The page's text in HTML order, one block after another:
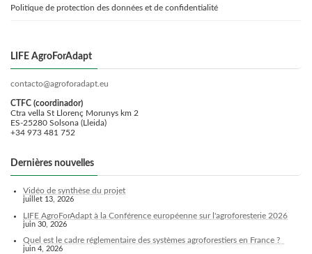
Politique de protection des données et de confidentialité
LIFE AgroForAdapt
contacto@agroforadapt.eu
CTFC (coordinador)
Ctra vella St Llorenç Morunys km 2
ES-25280 Solsona (Lleida)
+34 973 481 752
Dernières nouvelles
Vidéo de synthèse du projet
juillet 13, 2026
LIFE AgroForAdapt à la Conférence européenne sur l'agroforesterie 2026
juin 30, 2026
Quel est le cadre réglementaire des systèmes agroforestiers en France ?
juin 4, 2026